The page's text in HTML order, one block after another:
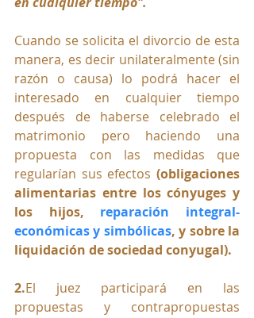
Cuando se solicita el divorcio de esta
manera, es decir unilateralmente (sin
razón o causa) lo podrá hacer el
interesado en cualquier tiempo
después de haberse celebrado el
matrimonio pero haciendo una
propuesta con las medidas que
regularían sus efectos (obligaciones
alimentarias entre los cónyuges y
los hijos, reparación integral-
económicas y simbólicas, y sobre la
liquidación de sociedad conyugal).
2.El juez participará en las
propuestas y contrapropuestas